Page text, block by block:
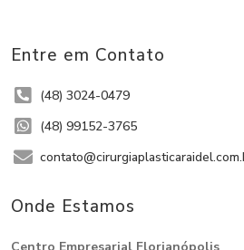
Entre em Contato
(48) 3024-0479
(48) 99152-3765
Onde Estamos​